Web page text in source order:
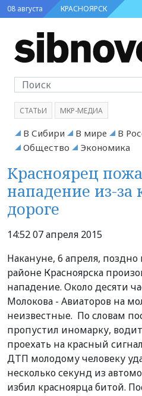
08 августа КРАСНОЯРСК
СТАТЬИ МКР-МЕДИА
В Сибири В мире В
Общество
Экономика
Красноярец
нападение из-за
дороге
14:52 07 апреля 2015
Накануне, 6 апреля,
районе Красноярска
нападение. Около десяти
Молокова - Авиаторов на
неизвестные. По словам
пропустил иномарку,
проехать на красный
ДТП молодому человеку
несколько секунд из
избил красноярца битой.